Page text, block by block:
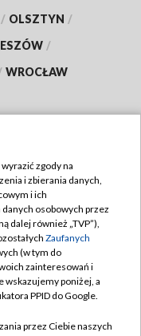
/ OLSZTYN /
/
WROCŁAW
zgody na
i zbierania danych,
i ich
osobowych przez
dalej również „TVP”),
Zaufanych
(w tym do
zainteresowań i
wskazujemy poniżej, a
PPID do Google.
przez Ciebie naszych